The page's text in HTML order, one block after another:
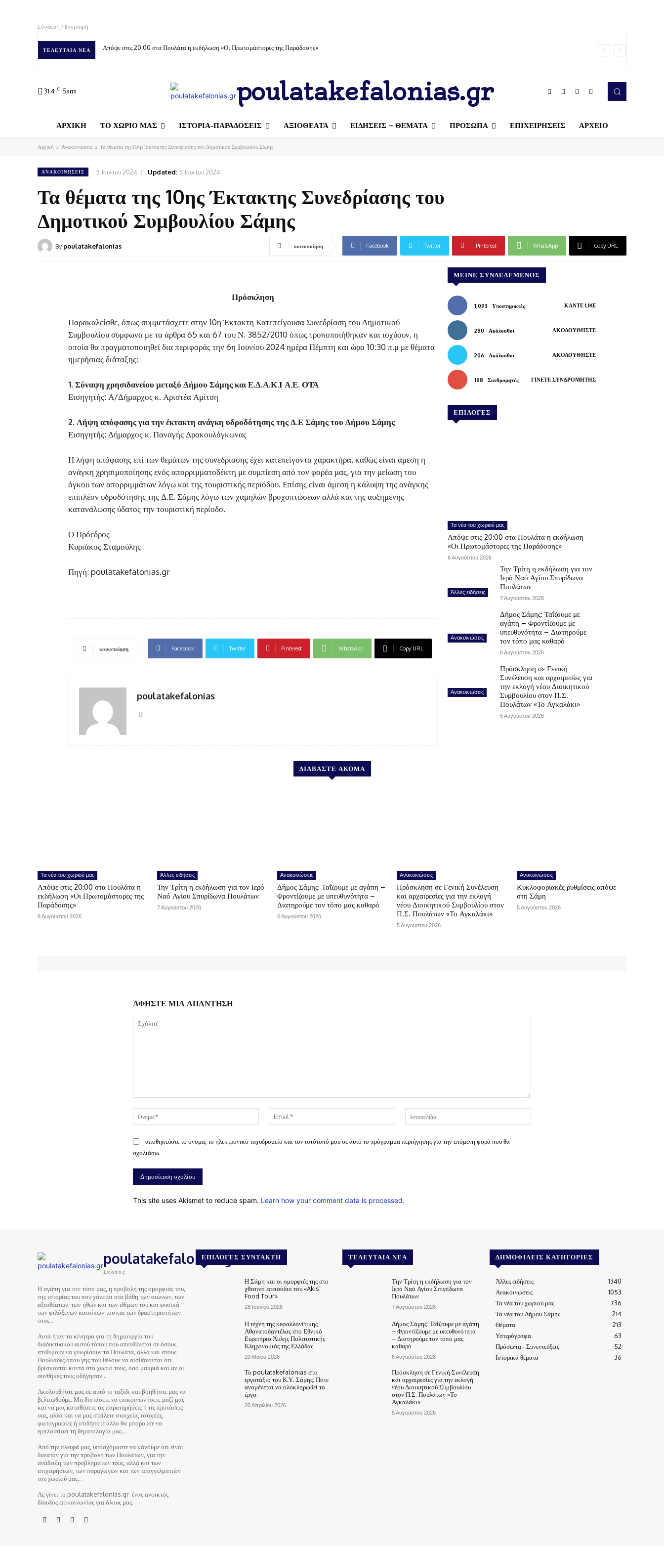
Σύνδεση / Εγγραφή
ΤΕΛΕΥΤΑΊΑ ΝΈΑ Απόψε στις 20:00 στα Πουλάτα η εκδήλωση «Οι Πρωτομάστορες της Παράδοσης»
31.4 C Sami poulatakefalonias.gr
ΑΡΧΙΚΗ ΤΟ ΧΩΡΙΟ ΜΑΣ ΙΣΤΟΡΙΑ-ΠΑΡΑΔΟΣΕΙΣ ΑΞΙΟΘΕΑΤΑ ΕΙΔΗΣΕΙΣ – ΘΕΜΑΤΑ ΠΡΟΣΩΠΑ ΕΠΙΧΕΙΡΗΣΕΙΣ ΑΡΧΕΙΟ
Αρχική Ανακοινώσεις Τα θέματα της 10ης Έκτακτης Συνεδρίασης του Δημοτικού Συμβουλίου Σάμης
ΑΝΑΚΟΙΝΏΣΕΙΣ 5 Ιουνίου 2024 Updated: 5 Ιουνίου 2024
Τα θέματα της 10ης Έκτακτης Συνεδρίασης του
Δημοτικού Συμβουλίου Σάμης
By poulatakefalonias κοινοποίηση Facebook Twitter Pinterest WhatsApp Copy URL
Πρόσκληση
Παρακαλείσθε, όπως συμμετάσχετε στην 10η Έκτακτη Κατεπείγουσα Συνεδρίαση του Δημοτικού
Συμβουλίου σύμφωνα με τα άρθρα 65 και 67 του Ν. 3852/2010 όπως τροποποιήθηκαν και ισχύουν, η
οποία θα πραγματοποιηθεί δια περιφοράς την 6η Ιουνίου 2024 ημέρα Πέμπτη και ώρα 10:30 π.μ με θέματα
ημερήσιας διάταξης:
1. Σύναψη χρησιδανείου μεταξύ Δήμου Σάμης και Ε.Δ.Α.Κ.Ι Α.Ε. ΟΤΑ
Εισηγητής: Α/Δήμαρχος κ. Αριστέα Αμίτση
2. Λήψη απόφασης για την έκτακτη ανάγκη υδροδότησης της Δ.Ε Σάμης του Δήμου Σάμης
Εισηγητής: Δήμαρχος κ. Παναγής Δρακουλόγκωνας
Η λήψη απόφασης επί των θεμάτων της συνεδρίασης έχει κατεπείγοντα χαρακτήρα, καθώς είναι άμεση η
ανάγκη χρησιμοποίησης ενός απορριμματοδέκτη με συμπίεση από τον φορέα μας, για την μείωση του
όγκου των απορριμμάτων λόγω και της τουριστικής περιόδου. Επίσης είναι άμεση η κάλυψη της ανάγκης
επιπλέον υδροδότησης της Δ.Ε. Σάμης λόγω των χαμηλών βροχοπτώσεων αλλά και της αυξημένης
κατανάλωσης ύδατος την τουριστική περίοδο.
Ο Πρόεδρος
Κυριάκος Σταμούλης
Πηγή: poulatakefalonias.gr
κοινοποίηση Facebook Twitter Pinterest WhatsApp Copy URL
poulatakefalonias
ΜΕΊΝΕ ΣΥΝΔΕΔΕΜΈΝΟΣ
1,093 Υποστηρικτές ΚΆΝΤΕ LIKE
280 Ακόλουθοι ΑΚΟΛΟΥΘΉΣΤΕ
206 Ακόλουθοι ΑΚΟΛΟΥΘΉΣΤΕ
188 Συνδρομητές ΓΊΝΕΤΕ ΣΥΝΔΡΟΜΗΤΉΣ
ΕΠΙΛΟΓΕΣ
Τα νέα του χωριού μας
Απόψε στις 20:00 στα Πουλάτα η εκδήλωση
«Οι Πρωτομάστορες της Παράδοσης»
8 Αυγούστου 2026
Άλλες ειδήσεις
Την Τρίτη η εκδήλωση για τον
Ιερό Ναό Αγίου Σπυρίδωνα
Πουλάτων
7 Αυγούστου 2026
Ανακοινώσεις
Δήμος Σάμης: Ταΐζουμε με
αγάπη – Φροντίζουμε με
υπευθυνότητα – Διατηρούμε
τον τόπο μας καθαρό
6 Αυγούστου 2026
Ανακοινώσεις
Πρόσκληση σε Γενική
Συνέλευση και αρχαιρεσίες για
την εκλογή νέου Διοικητικού
Συμβουλίου στον Π.Σ.
Πουλάτων «Το Αγκαλάκι»
5 Αυγούστου 2026
ΔΙΑΒΑΣΤΕ ΑΚΟΜΑ
Τα νέα του χωριού μας
Απόψε στις 20:00 στα Πουλάτα η
εκδήλωση «Οι Πρωτομάστορες της
Παράδοσης»
8 Αυγούστου 2026
Άλλες ειδήσεις
Την Τρίτη η εκδήλωση για τον Ιερό
Ναό Αγίου Σπυρίδωνα Πουλάτων
7 Αυγούστου 2026
Ανακοινώσεις
Δήμος Σάμης: Ταΐζουμε με αγάπη –
Φροντίζουμε με υπευθυνότητα –
Διατηρούμε τον τόπο μας καθαρό
6 Αυγούστου 2026
Ανακοινώσεις
Πρόσκληση σε Γενική Συνέλευση
και αρχαιρεσίες για την εκλογή
νέου Διοικητικού Συμβουλίου στον
Π.Σ. Πουλάτων «Το Αγκαλάκι»
5 Αυγούστου 2026
Ανακοινώσεις
Κυκλοφοριακές ρυθμίσεις απόψε
στη Σάμη
5 Αυγούστου 2026
ΑΦΗΣΤΕ ΜΙΑ ΑΠΑΝΤΗΣΗ
Όνομα:*
Email:*
αποθηκεύστε το όνομα, το ηλεκτρονικό ταχυδρομείο και τον ιστότοπό μου σε αυτό το πρόγραμμα περιήγησης για την επόμενη φορά που θα
σχολιάσω.
This site uses Akismet to reduce spam. Learn how your comment data is processed.
poulatakefalonias.gr
Σκοπός
Η αγάπη για τον τόπο μας, η προβολή της ομορφιάς του,
της ιστορίας του που χάνεται στα βάθη των αιώνων, των
αξιοθέατων, των ηθών και των εθίμων του και φυσικά
των φιλόξενων κατοίκων του και των δραστηριοτήτων
τους…
Αυτά ήταν τα κίνητρα για τη δημιουργία του
διαδικτυακού αυτού τόπου που απευθύνεται σε όσους
επιθυμούν να γνωρίσουν τα Πουλάτα, αλλά και στους
Πουλιάδες όπου γης που θέλουν να αισθάνονται ότι
βρίσκονται κοντά στο χωριό τους, όσο μακριά και αν οι
συνθήκες τους οδήγησαν…
Ακολουθήστε μας σε αυτό το ταξίδι και βοηθήστε μας να
βελτιωθούμε. Μη διστάσετε να επικοινωνήσετε μαζί μας
και να μας καταθέσετε τις παρατηρήσεις ή τις προτάσεις
σας, αλλά και να μας στείλετε στοιχεία, ιστορίες,
φωτογραφίες ή οτιδήποτε άλλο θα μπορούσε να
εμπλουτίσει τη θεματολογία μας…
Από την πλευρά μας, υποσχόμαστε να κάνουμε ότι είναι
δυνατόν για την προβολή των Πουλάτων, για την
ανάδειξη των προβλημάτων τους, αλλά και των
επιχειρήσεων, των παραγωγών και των επαγγελματιών
του χωριού μας…
Ας γίνει το poulatakefalonias.gr ένας ανοικτός
δίαυλος επικοινωνίας για όλους μας.
ΕΠΙΛΟΓΈΣ ΣΥΝΤΆΚΤΗ
Η Σάμη και οι ομορφιές της στο
χθεσινό επεισόδιο του «Akis’
Food Tour»
28 Ιουνίου 2026
Η τέχνη της κεφαλλονίτικης
Αθανατοδαντέλας στο Εθνικό
Ευρετήριο Άυλης Πολιτιστικής
Κληρονομιάς της Ελλάδας
20 Μαΐου 2026
Το poulatakefalonias στο
εργοτάξιο του Κ.Υ. Σάμης. Πότε
αναμένεται να ολοκληρωθεί το
έργο.
20 Απριλίου 2026
ΤΕΛΕΥΤΑΊΑ ΝΈΑ
Την Τρίτη η εκδήλωση για τον
Ιερό Ναό Αγίου Σπυρίδωνα
Πουλάτων
7 Αυγούστου 2026
Δήμος Σάμης: Ταΐζουμε με αγάπη
– Φροντίζουμε με υπευθυνότητα
– Διατηρούμε τον τόπο μας
καθαρό
6 Αυγούστου 2026
Πρόσκληση σε Γενική Συνέλευση
και αρχαιρεσίες για την εκλογή
νέου Διοικητικού Συμβουλίου
στον Π.Σ. Πουλάτων «Το
Αγκαλάκι»
5 Αυγούστου 2026
ΔΗΜΟΦΙΛΕΊΣ ΚΑΤΗΓΟΡΊΕΣ
Άλλες ειδήσεις
1340
Ανακοινώσεις
1053
Τα νέα του χωριού μας
736
Τα νέα του Δήμου Σάμης
214
Θέματα
213
Υστερόγραφα
63
Πρόσωπα - Συνεντεύξεις
52
Ιστορικά θέματα
36